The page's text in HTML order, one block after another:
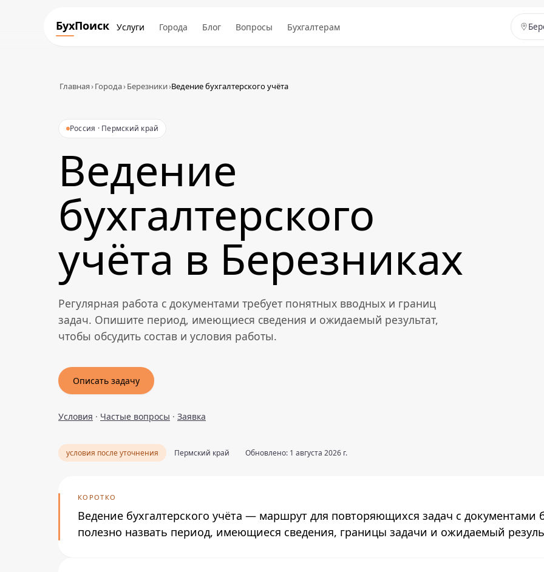
БухПоиск Услуги Города Блог Вопросы Бухгалтерам
Главная›Города›Березники›Ведение бухгалтерского учёта
Россия · Пермский край
Ведение
бухгалтерского
учёта в Березниках
Регулярная работа с документами требует понятных вводных и границ
задач. Опишите период, имеющиеся сведения и ожидаемый результат,
чтобы обсудить состав и условия работы.
Описать задачу
Условия · Частые вопросы · Заявка
условия после уточнения Пермский край Обновлено: 1 августа 2026 г.
КОРОТКО
Ведение бухгалтерского учёта — маршрут для повторяющихся задач с документами
полезно назвать период, имеющиеся сведения, границы задачи и ожидаемый